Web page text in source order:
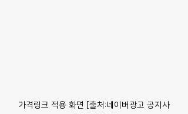
가격링크 적용 화면 [출처:네이버광고 공지사